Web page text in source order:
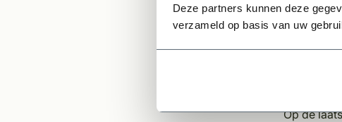
Deze partners kunnen deze
verzameld op basis van uwIndien u
het
Indien
Op de